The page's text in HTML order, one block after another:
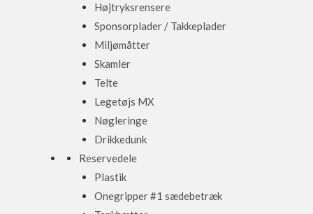
Højtryksrensere
Sponsorplader / Takkeplader
Miljømåtter
Skamler
Telte
Legetøjs MX
Nøgleringe
Drikkedunk
Reservedele
Plastik
Onegripper #1 sædebetræk